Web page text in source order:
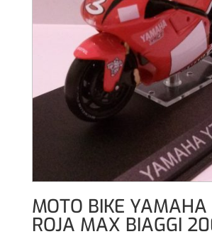
MOTO BIKE
ROJA MAX BIAGGI